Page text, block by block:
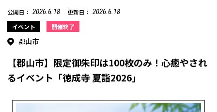
お酒 洋食 中華
デート・友達と ひとりで アウトドア
美容アイテム エイジングケア メンズ
ファッション
スポーツ・アウト
ドア
ギフト・お土産 キッズ
保険 病院・クリニック ペット
リフォーム・リノ
ベーション
自治体インフォ その他
公開日： 2026.6.18 更新日： 2026.6.18
イベント 開催終了
郡山市
【郡山市】限定御朱印は100枚のみ！心癒やされ
るイベント「徳成寺 夏詣2026」